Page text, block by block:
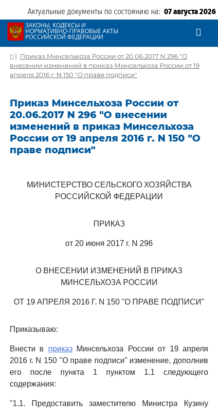
Актуальные документы по состоянию на: 07 августа 2026
ЗАКОНЫ, КОДЕКСЫ И
НОРМАТИВНО-ПРАВОВЫЕ АКТЫ
РОССИЙСКОЙ ФЕДЕРАЦИИ
| Приказ Минсельхоза России от 20.06.2017 N 296 "О
внесении изменений в приказ Минсельхоза России от 19
апреля 2016 г. N 150 "О праве подписи"
Приказ Минсельхоза России от
20.06.2017 N 296 "О внесении
изменений в приказ Минсельхоза
России от 19 апреля 2016 г. N 150 "О
праве подписи"
МИНИСТЕРСТВО СЕЛЬСКОГО ХОЗЯЙСТВА
РОССИЙСКОЙ ФЕДЕРАЦИИ
ПРИКАЗ
от 20 июня 2017 г. N 296
О ВНЕСЕНИИ ИЗМЕНЕНИЙ В ПРИКАЗ
МИНСЕЛЬХОЗА РОССИИ
ОТ 19 АПРЕЛЯ 2016 Г. N 150 "О ПРАВЕ ПОДПИСИ"
Приказываю:
Внести в приказМинсельхоза России от 19 апреля
2016 г. N 150 "О праве подписи" изменение, дополнив
его после пункта 1 пунктом 1.1 следующего
содержания:
"1.1. Предоставить заместителю Министра Кузину